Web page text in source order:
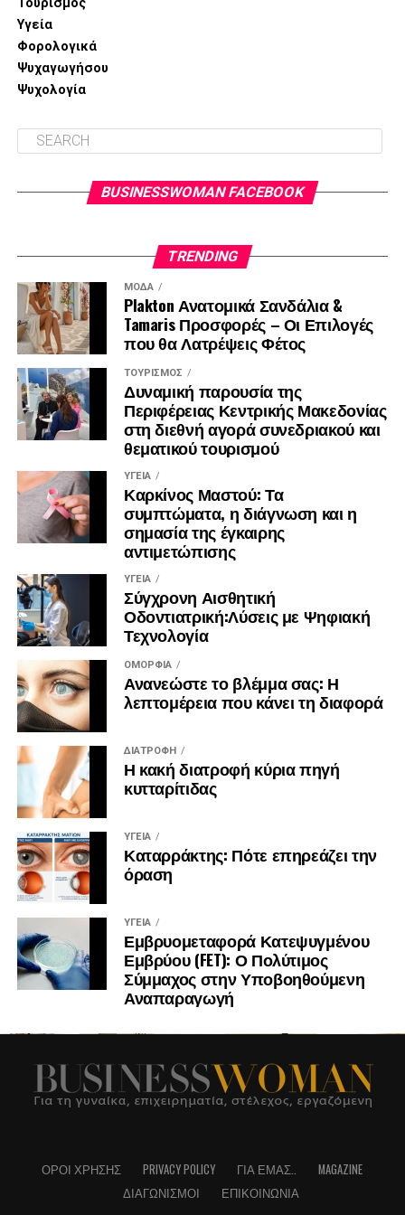
Υγεία
Φορολογικά
Ψυχαγωγήσου
Ψυχολογία
BUSINESSWOMAN FACEBOOK
TRENDING
ΜΌΔΑ
Plakton Ανατομικά Σανδάλια &
Tamaris Προσφορές – Οι Επιλογές
που θα Λατρέψεις Φέτος
ΤΟΥΡΙΣΜΌΣ
Δυναμική παρουσία της
Περιφέρειας Κεντρικής Μακεδονίας
στη διεθνή αγορά συνεδριακού και
θεματικού τουρισμού
ΥΓΕΊΑ
Καρκίνος Μαστού: Τα
συμπτώματα, η διάγνωση και η
σημασία της έγκαιρης
αντιμετώπισης
ΥΓΕΊΑ
Σύγχρονη Αισθητική
Οδοντιατρική:Λύσεις με Ψηφιακή
Τεχνολογία
ΟΜΟΡΦΙΆ
Ανανεώστε το βλέμμα σας: Η
λεπτομέρεια που κάνει τη διαφορά
ΔΙΑΤΡΟΦΉ
Η κακή διατροφή κύρια πηγή
κυτταρίτιδας
ΥΓΕΊΑ
Καταρράκτης: Πότε επηρεάζει την
όραση
ΥΓΕΊΑ
Εμβρυομεταφορά Κατεψυγμένου
Εμβρύου (FET): Ο Πολύτιμος
Σύμμαχος στην Υποβοηθούμενη
Αναπαραγωγή
ΌΡΟΙ ΧΡΉΣΗΣ PRIVACY POLICY ΓΙΑ ΕΜΆΣ..
MAGAZINE
ΔΙΑΓΩΝΙΣΜΟΊ
ΕΠΙΚΟΙΝΩΝΊΑ